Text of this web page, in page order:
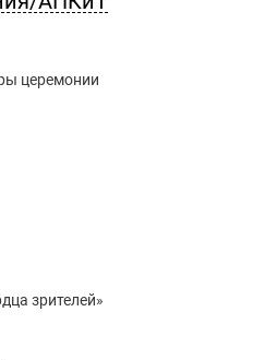
церемонии
зрителей»